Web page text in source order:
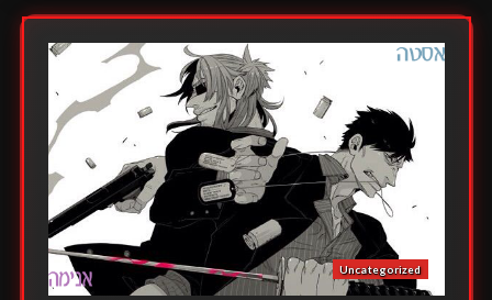
Uncategorized